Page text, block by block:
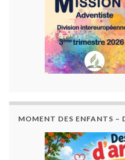
MOMENT DES ENFANTS –